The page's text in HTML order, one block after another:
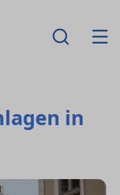
in